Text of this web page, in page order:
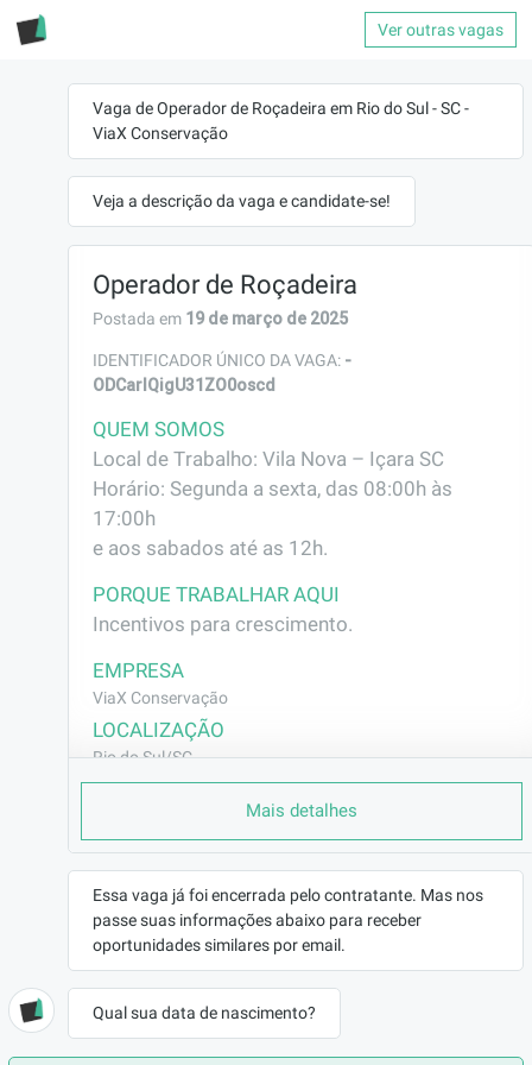
Ver outras vagas
Vaga de Operador de Roçadeira em Rio do Sul - SC -
ViaX Conservação
Veja a descrição da vaga e candidate-se!
Operador de Roçadeira
Postada em 19 de março de 2025
IDENTIFICADOR ÚNICO DA VAGA: -
ODCarIQigU31ZO0oscd
QUEM SOMOS
Local de Trabalho: Vila Nova – Içara SC
Horário: Segunda a sexta, das 08:00h às
17:00h
e aos sabados até as 12h.
PORQUE TRABALHAR AQUI
Incentivos para crescimento.
EMPRESA
ViaX Conservação
LOCALIZAÇÃO
Rio do Sul/SC
REMUNERAÇÃO
de R$1900,00 até R$2500,00
VAGA AFIRMATIVA
Não
Construção Civil
BENEFÍCIOS
Mais detalhes
Essa vaga já foi encerrada pelo contratante. Mas nos
passe suas informações abaixo para receber
oportunidades similares por email.
Qual sua data de nascimento?